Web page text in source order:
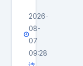
陈
盈
已
。
希
腊
联
方
最
怕
有
讨
论
空
2026-
08-
07
09:28